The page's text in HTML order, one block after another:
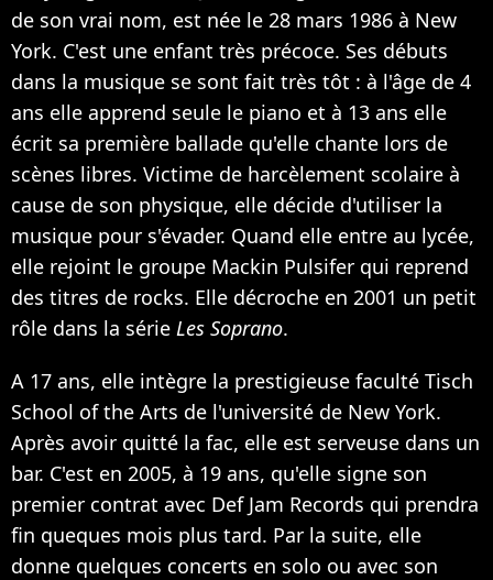
de son vrai nom, est née le 28 mars 1986 à New
York. C'est une enfant très précoce. Ses débuts
dans la musique se sont fait très tôt : à l'âge de 4
ans elle apprend seule le piano et à 13 ans elle
écrit sa première ballade qu'elle chante lors de
scènes libres. Victime de harcèlement scolaire à
cause de son physique, elle décide d'utiliser la
musique pour s'évader. Quand elle entre au lycée,
elle rejoint le groupe Mackin Pulsifer qui reprend
des titres de rocks. Elle décroche en 2001 un petit
rôle dans la série Les Soprano.
A 17 ans, elle intègre la prestigieuse faculté Tisch
School of the Arts de l'université de New York.
Après avoir quitté la fac, elle est serveuse dans un
bar. C'est en 2005, à 19 ans, qu'elle signe son
premier contrat avec Def Jam Records qui prendra
fin queques mois plus tard. Par la suite, elle
donne quelques concerts en solo ou avec son